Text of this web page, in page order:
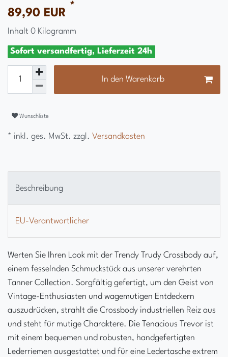
89,90 EUR
*
Inhalt 0 Kilogramm
Sofort versandfertig, Lieferzeit 24h
In den Warenkorb
Wunschliste
* inkl. ges. MwSt. zzgl. Versandkosten
Beschreibung
EU-Verantwortlicher
Werten Sie Ihren Look mit der Trendy Trudy Crossbody auf,
einem fesselnden Schmuckstück aus unserer verehrten
Tanner Collection. Sorgfältig gefertigt, um den Geist von
Vintage-Enthusiasten und wagemutigen Entdeckern
auszudrücken, strahlt die Crossbody industriellen Reiz aus
und steht für mutige Charaktere. Die Tenacious Trevor ist
mit einem bequemen und robusten, handgefertigten
Lederriemen ausgestattet und für eine Ledertasche extrem